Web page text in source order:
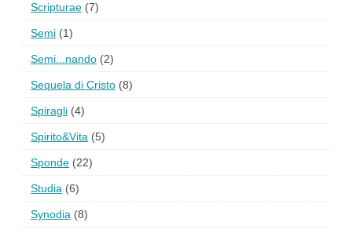
Scripturae (7)
Semi (1)
Semi...nando (2)
Sequela di Cristo (8)
Spiragli (4)
Spirito&Vita (5)
Sponde (22)
Studia (6)
Synodia (8)